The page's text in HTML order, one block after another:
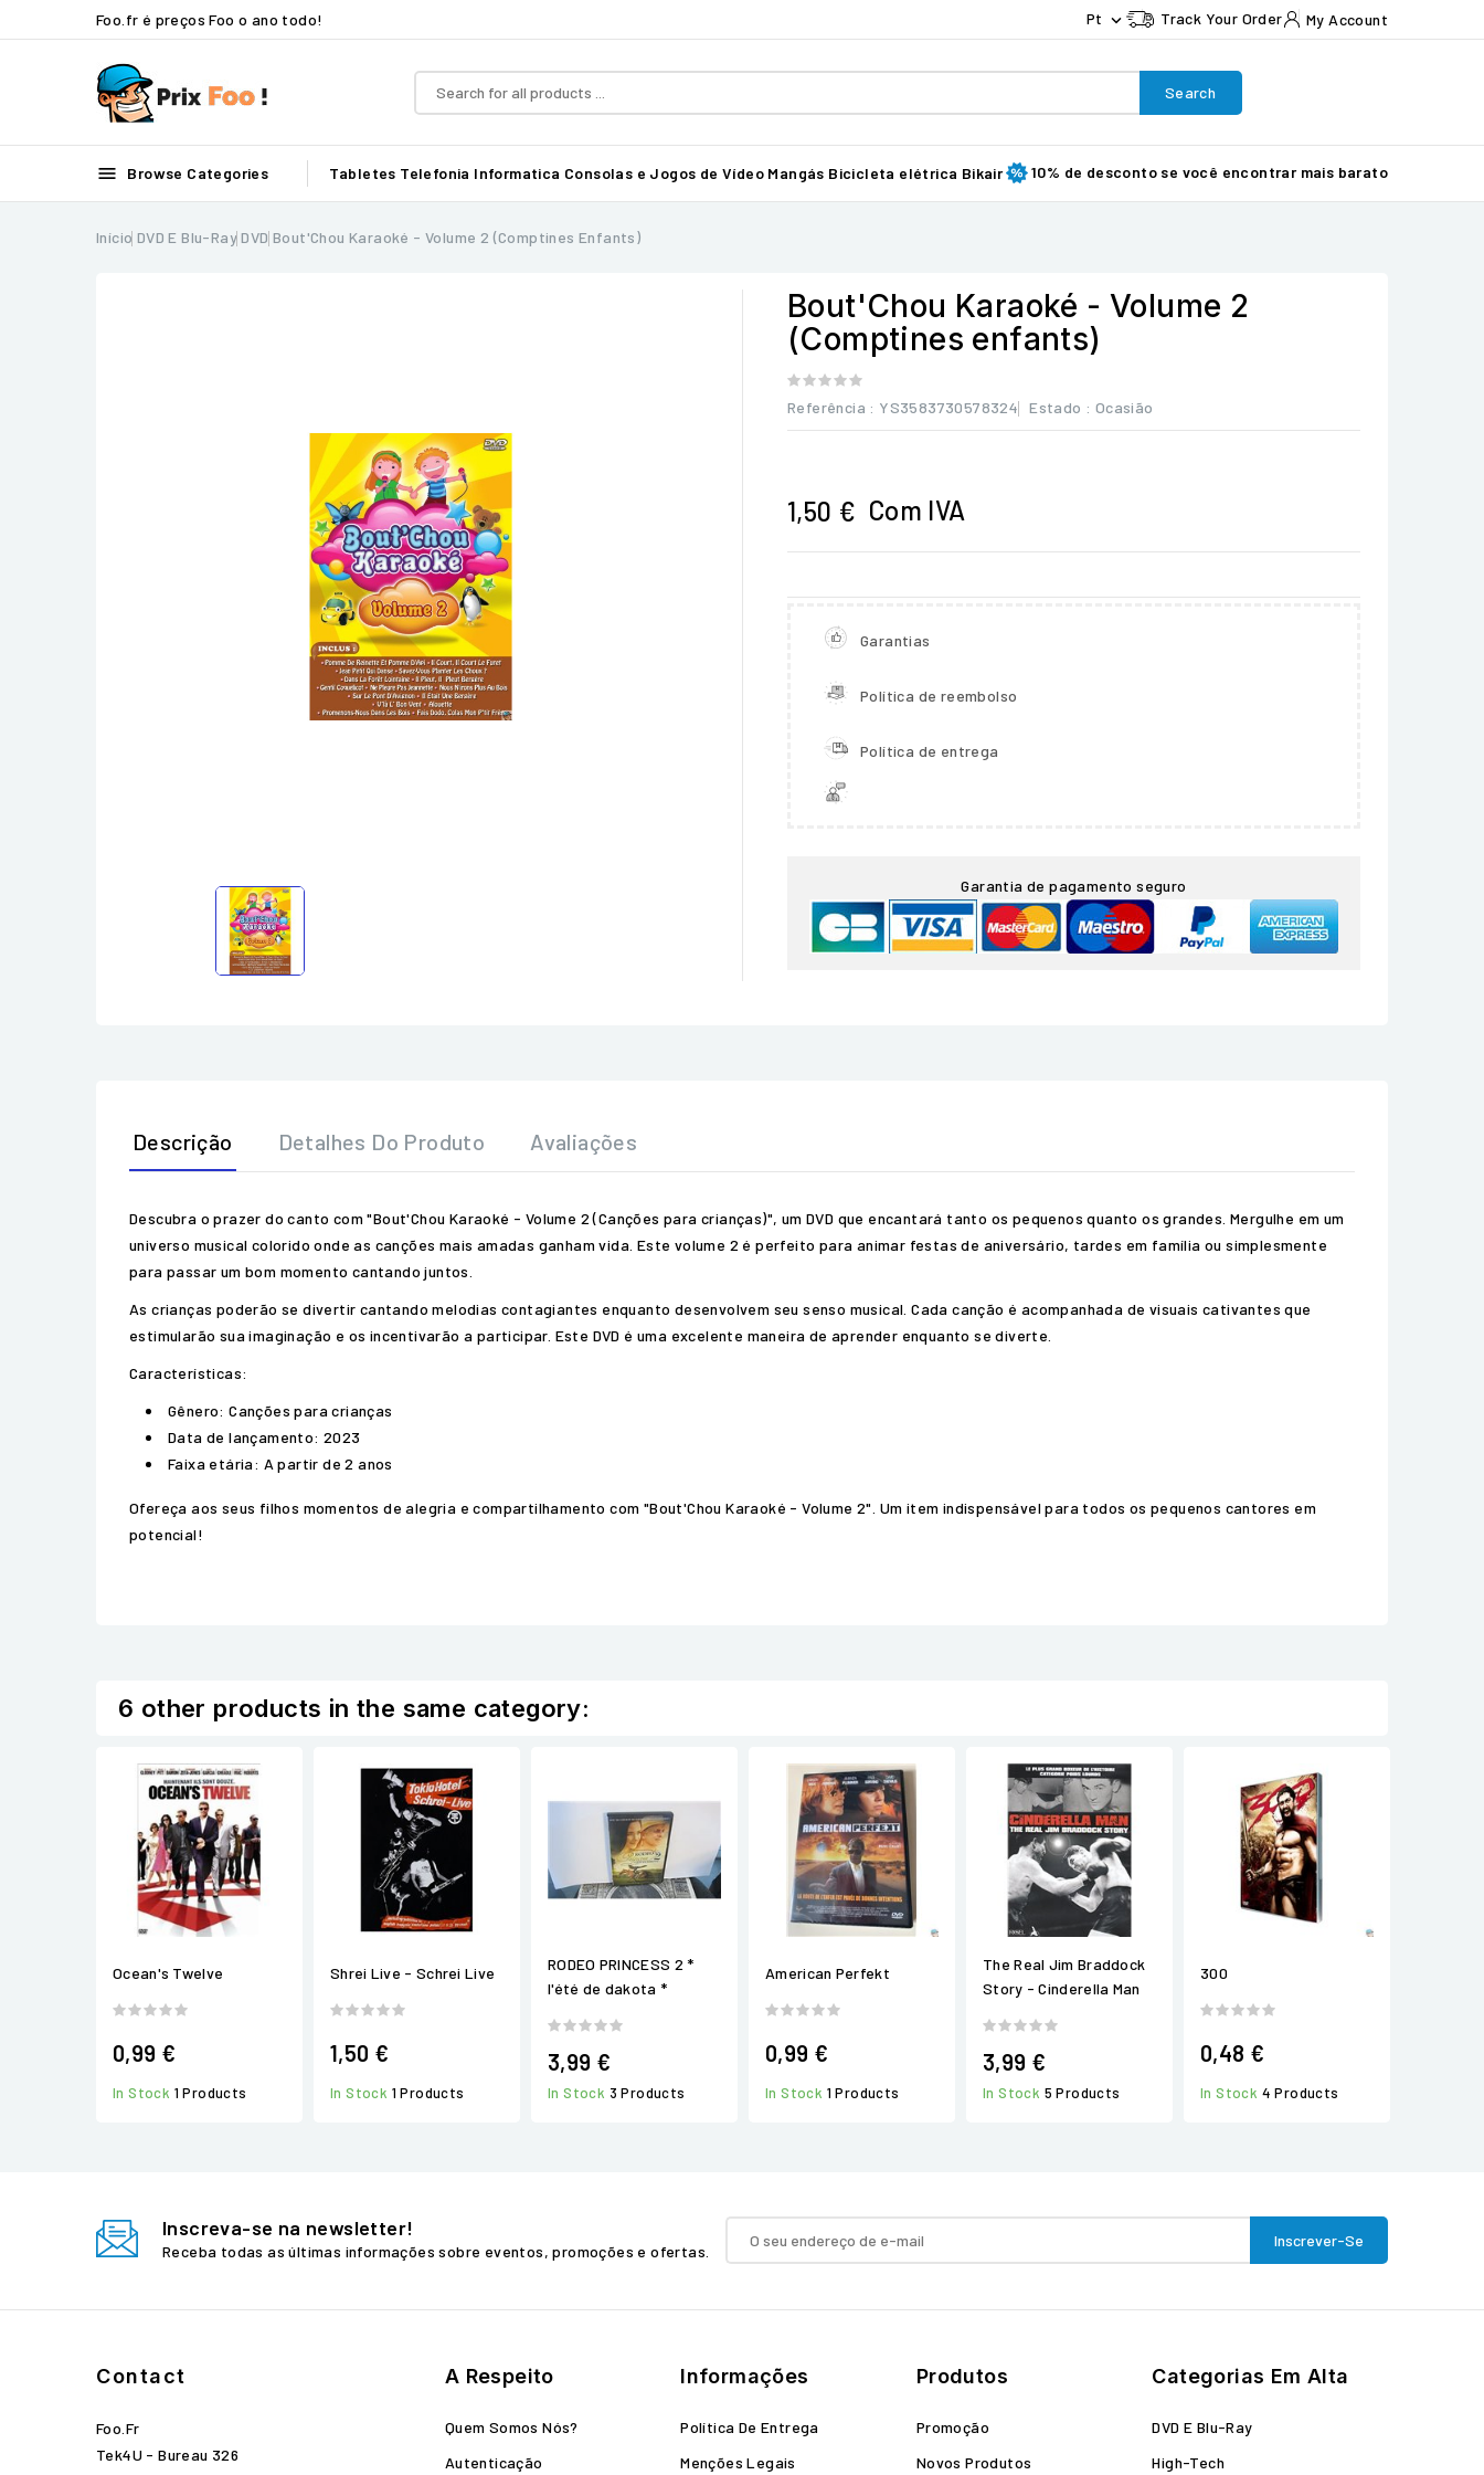
Foo.fr é preços Foo o ano todo! Pt  Track Your Order My Account
Search
 Browse Categories Tabletes Telefonia Informatica Consolas e Jogos de Vídeo Mangás Bicicleta elétrica Bikair 10% de desconto se você encontrar mais barato
Início DVD E Blu-Ray DVD Bout'Chou Karaoké - Volume 2 (Comptines Enfants)
Bout'Chou Karaoké - Volume 2
(Comptines enfants)
Referência : YS3583730578324 Estado : Ocasião
1,50 € Com IVA
Garantias
Política de reembolso
Política de entrega
Garantia de pagamento seguro
Descrição Detalhes Do Produto Avaliações
Descubra o prazer do canto com "Bout'Chou Karaoké - Volume 2 (Canções para crianças)", um DVD que encantará tanto os pequenos quanto os grandes. Mergulhe em um
universo musical colorido onde as canções mais amadas ganham vida. Este volume 2 é perfeito para animar festas de aniversário, tardes em família ou simplesmente
para passar um bom momento cantando juntos.
As crianças poderão se divertir cantando melodias contagiantes enquanto desenvolvem seu senso musical. Cada canção é acompanhada de visuais cativantes que
estimularão sua imaginação e os incentivarão a participar. Este DVD é uma excelente maneira de aprender enquanto se diverte.
Características:
Gênero: Canções para crianças
Data de lançamento: 2023
Faixa etária: A partir de 2 anos
Ofereça aos seus filhos momentos de alegria e compartilhamento com "Bout'Chou Karaoké - Volume 2". Um item indispensável para todos os pequenos cantores em
potencial!
6 other products in the same category:
Ocean's Twelve
0,99 €
In Stock 1 Products
Shrei Live - Schrei Live
1,50 €
In Stock 1 Products
RODEO PRINCESS 2 *
l'été de dakota *
3,99 €
In Stock 3 Products
American Perfekt
0,99 €
In Stock 1 Products
The Real Jim Braddock
Story - Cinderella Man
3,99 €
In Stock 5 Products
300
0,48 €
In Stock 4 Products
Inscreva-se na newsletter!
Receba todas as últimas informações sobre eventos, promoções e ofertas.
Contact
Foo.fr
Tek4U - Bureau 326
A Respeito
Quem Somos Nós?
Autenticação
Informações
Política De Entrega
Menções Legais
Produtos
Promoção
Novos Produtos
Categorias Em Alta
DVD E Blu-Ray
High-Tech